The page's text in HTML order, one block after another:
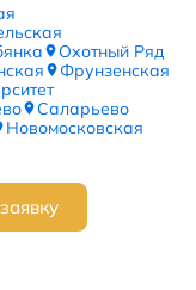
Охотный Ряд
Фрунзенская
Саларьево
Новомосковская